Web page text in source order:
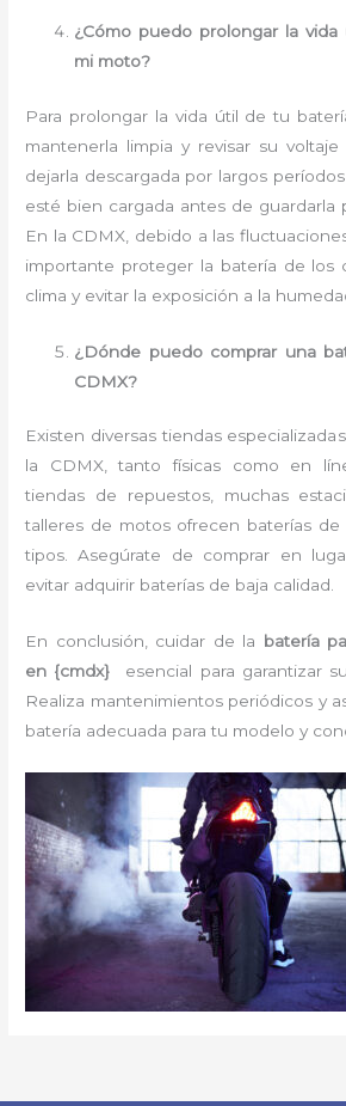
¿Cómo puedo prolongar la
mi moto?
Para prolongar la vida útil de tu
mantenerla limpia y revisar su voltaje
dejarla descargada por largos
esté bien cargada antes de guardarla
En la CDMX, debido a las
importante proteger la batería de los
clima y evitar la exposición a la
¿Dónde puedo comprar una
CDMX?
Existen diversas tiendas
la CDMX, tanto físicas como en
tiendas de repuestos, muchas
talleres de motos ofrecen baterías de
tipos. Asegúrate de comprar en
evitar adquirir baterías de baja calidad.
En conclusión, cuidar de la batería
en {cmdx} esencial para garantizar
Realiza mantenimientos periódicos y
batería adecuada para tu modelo y